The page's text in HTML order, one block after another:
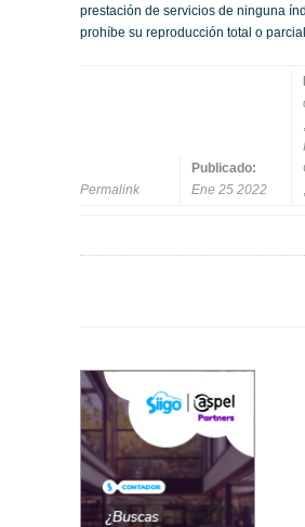
prestación de servicios de ninguna
prohíbe su reproducción total o
Permalink
Publicado:
Ene 25 2022
,
,